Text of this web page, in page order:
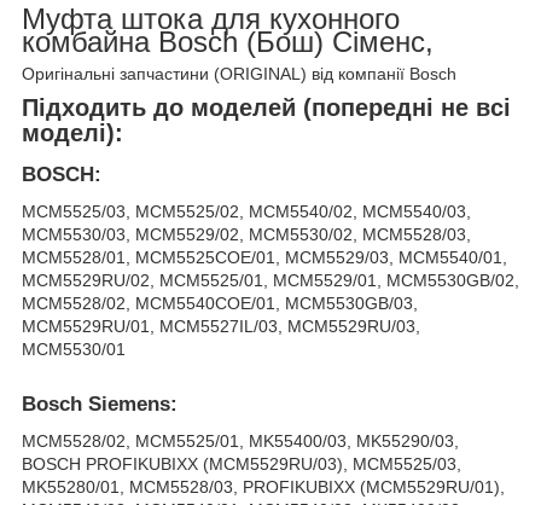
Муфта штока для кухонного
комбайна Bosch (Бош) Сіменс,
Оригінальні запчастини (ORIGINAL) від компанії Bosch
Підходить до моделей (попередні не всі
моделі):
BOSCH:
MCM5525/03, MCM5525/02, MCM5540/02, MCM5540/03,
MCM5530/03, MCM5529/02, MCM5530/02, MCM5528/03,
MCM5528/01, MCM5525COE/01, MCM5529/03, MCM5540/01,
MCM5529RU/02, MCM5525/01, MCM5529/01, MCM5530GB/02,
MCM5528/02, MCM5540COE/01, MCM5530GB/03,
MCM5529RU/01, MCM5527IL/03, MCM5529RU/03,
MCM5530/01
Bosch Siemens:
MCM5528/02, MCM5525/01, MK55400/03, MK55290/03,
BOSCH PROFIKUBIXX (MCM5529RU/03), MCM5525/03,
MK55280/01, MCM5528/03, PROFIKUBIXX (MCM5529RU/01),